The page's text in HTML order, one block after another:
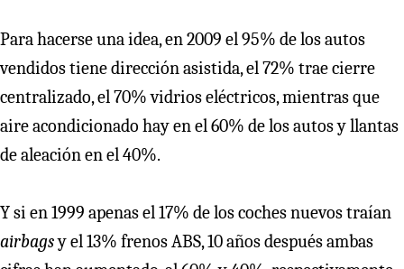
Para hacerse una idea, en 2009 el 95% de los autos
vendidos tiene dirección asistida, el 72% trae cierre
centralizado, el 70% vidrios eléctricos, mientras que
aire acondicionado hay en el 60% de los autos y llantas
de aleación en el 40%.
Y si en 1999 apenas el 17% de los coches nuevos traían
airbagsy el 13% frenos ABS, 10 años después ambas